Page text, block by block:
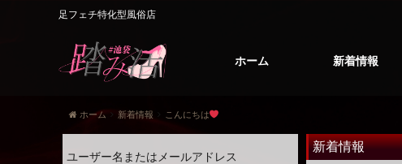
足フェチ特化型風俗店
ホーム 新着情報
ホーム 新着情報 こんにちは
新着情報
ユーザー名またはメールアドレス